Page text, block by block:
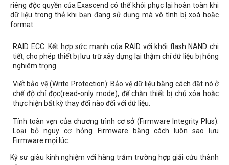
riêng độc quyền của Exascend có thể khôi phục lại hoàn toàn khi
dữ liệu trong thẻ khi bạn đang sử dụng mà vô tình bị xoá hoặc
format.
RAID ECC: Kết hợp sức mạnh của RAID với khối flash NAND chi
tiết, cho phép thiết bị lưu trữ xây dựng lại thậm chí dữ liệu bị hỏng
nghiêm trọng.
Viết bảo vệ (Write Protection): Bảo vệ dữ liệu bằng cách đặt nó ở
chế độ chỉ đọc(read-only mode), để chặn thiết bị chủ xóa hoặc
thực hiện bất kỳ thay đổi nào đối với dữ liệu.
Tính toàn vẹn của chương trình cơ sở (Firmware Integrity Plus):
Loại bỏ nguy cơ hỏng Firmware bằng cách luôn sao lưu
Firmware mọi lúc.
Kỹ sư giàu kinh nghiệm với hàng trăm trường hợp giải cứu thành